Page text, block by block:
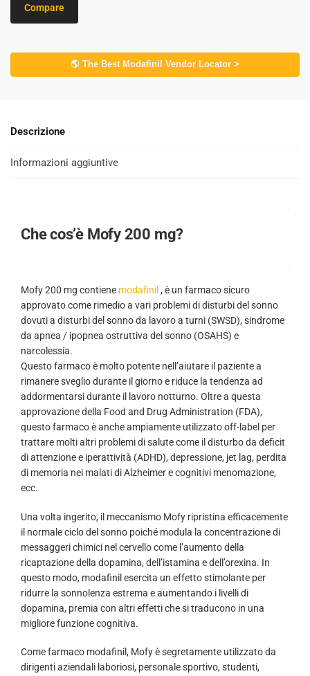
Compare
🌎 The Best Modafinil Vendor Locator >
Descrizione
Informazioni aggiuntive
.
Che cos’è Mofy 200 mg?
.
Mofy 200 mg contiene modafinil , è un farmaco sicuro
approvato come rimedio a vari problemi di disturbi del sonno
dovuti a disturbi del sonno da lavoro a turni (SWSD), sindrome
da apnea / ipopnea ostruttiva del sonno (OSAHS) e
narcolessia.
Questo farmaco è molto potente nell’aiutare il paziente a
rimanere sveglio durante il giorno e riduce la tendenza ad
addormentarsi durante il lavoro notturno. Oltre a questa
approvazione della Food and Drug Administration (FDA),
questo farmaco è anche ampiamente utilizzato off-label per
trattare molti altri problemi di salute come il disturbo da deficit
di attenzione e iperattività (ADHD), depressione, jet lag, perdita
di memoria nei malati di Alzheimer e cognitivi menomazione,
ecc.
Una volta ingerito, il meccanismo Mofy ripristina efficacemente
il normale ciclo del sonno poiché modula la concentrazione di
messaggeri chimici nel cervello come l’aumento della
ricaptazione della dopamina, dell’istamina e dell’orexina. In
questo modo, modafinil esercita un effetto stimolante per
ridurre la sonnolenza estrema e aumentando i livelli di
dopamina, premia con altri effetti che si traducono in una
migliore funzione cognitiva.
Come farmaco modafinil, Mofy è segretamente utilizzato da
dirigenti aziendali laboriosi, personale sportivo, studenti,